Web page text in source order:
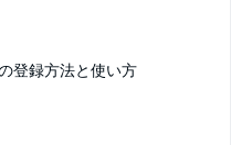
登録方法と使い方